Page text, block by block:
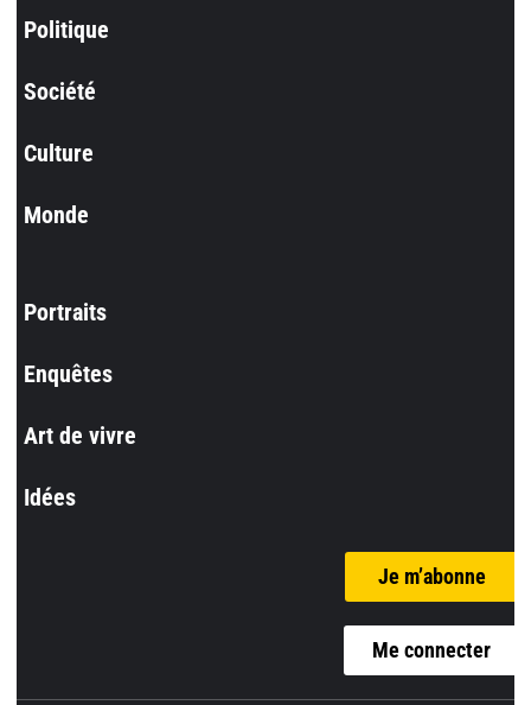
Politique
Société
Culture
Monde
Portraits
Enquêtes
Art de vivre
Idées
Je m’abonne
Me connecter